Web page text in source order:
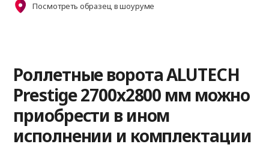
Посмотреть образец в шоуруме
Роллетные ворота ALUTECH
Prestige 2700x2800 мм можно
приобрести в ином
исполнении и комплектации